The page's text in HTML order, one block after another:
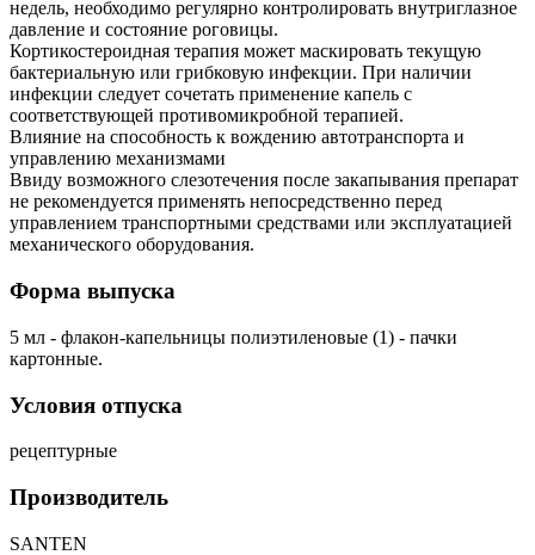
недель, необходимо регулярно контролировать внутриглазное
давление и состояние роговицы.
Кортикостероидная терапия может маскировать текущую
бактериальную или грибковую инфекции. При наличии
инфекции следует сочетать применение капель с
соответствующей противомикробной терапией.
Влияние на способность к вождению автотранспорта и
управлению механизмами
Ввиду возможного слезотечения после закапывания препарат
не рекомендуется применять непосредственно перед
управлением транспортными средствами или эксплуатацией
механического оборудования.
Форма выпуска
5 мл - флакон-капельницы полиэтиленовые (1) - пачки
картонные.
Условия отпуска
рецептурные
Производитель
SANTEN